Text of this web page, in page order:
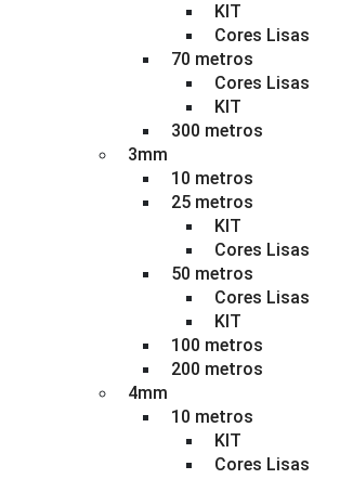
KIT
Cores Lisas
70 metros
Cores Lisas
KIT
300 metros
3mm
10 metros
25 metros
KIT
Cores Lisas
50 metros
Cores Lisas
KIT
100 metros
200 metros
4mm
10 metros
KIT
Cores Lisas